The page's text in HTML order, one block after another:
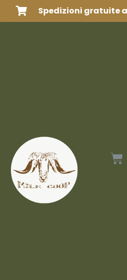
Spedizioni gratuite